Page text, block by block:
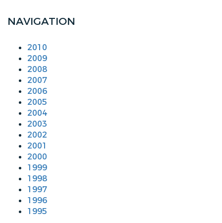
NAVIGATION
2010
2009
2008
2007
2006
2005
2004
2003
2002
2001
2000
1999
1998
1997
1996
1995